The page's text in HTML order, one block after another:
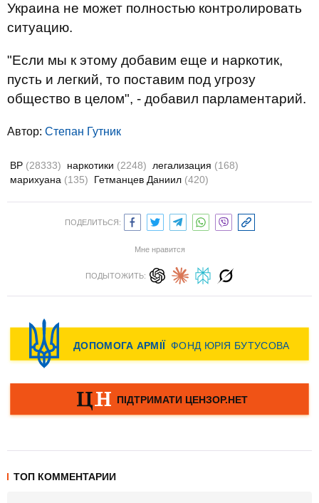
Украина не может полностью контролировать
ситуацию.
"Если мы к этому добавим еще и наркотик,
пусть и легкий, то поставим под угрозу
общество в целом", - добавил парламентарий.
Автор: Степан Гутник
ВР (28333) наркотики (2248) легализация (168)
марихуана (135) Гетманцев Даниил (420)
ПОДЕЛИТЬСЯ:
Мне нравится
ПОДЫТОЖИТЬ:
ТОП КОММЕНТАРИИ